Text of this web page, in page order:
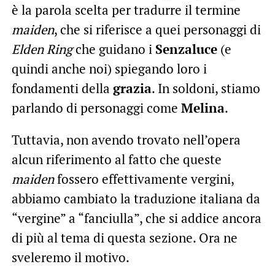
è la parola scelta per tradurre il termine
maiden, che si riferisce a quei personaggi di
Elden Ringche guidano i Senzaluce(e
quindi anche noi) spiegando loro i
fondamenti della grazia. In soldoni, stiamo
parlando di personaggi come Melina.
Tuttavia, non avendo trovato nell’opera
alcun riferimento al fatto che queste
maidenfossero effettivamente vergini,
abbiamo cambiato la traduzione italiana da
“vergine” a “fanciulla”, che si addice ancora
di più al tema di questa sezione. Ora ne
sveleremo il motivo.